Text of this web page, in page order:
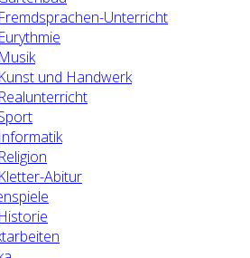
Fremdsprachen-Unterricht
Eurythmie
Musik
Kunst und Handwerk
Realunterricht
Informatik
Religion
Kletter-Abitur
Historie